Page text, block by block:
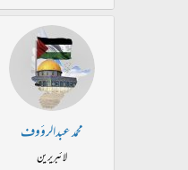
محمد عبدالرؤوف
لائبریرین